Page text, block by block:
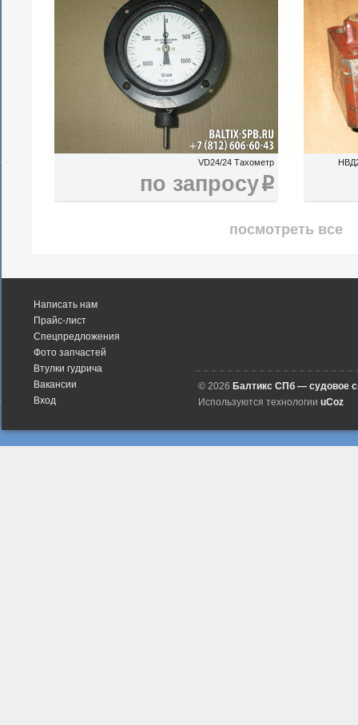
VD24/24 Тахометр
по запросу i
посмотреть все
Написать нам
Прайс-лист
Спецпредложения
Фото запчастей
Втулки гудрича
Вакансии
Вход
© 2026 Балтикс СПб — судовое
Используются технологии uCoz